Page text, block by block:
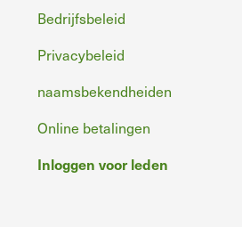
Bedrijfsbeleid
Privacybeleid
naamsbekendheiden
Online betalingen
Inloggen voor leden